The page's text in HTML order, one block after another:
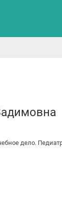
дело.